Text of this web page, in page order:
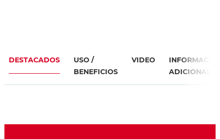
DESTACADOS
USO /
BENEFICIOS
VIDEO
ADICIONAL